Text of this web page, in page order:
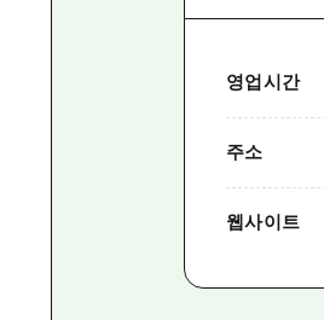
영업시간
주소
웹사이트